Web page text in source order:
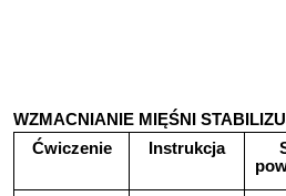
WZMACNIANIE MIĘŚNI
Ćwiczenie
Instrukcja